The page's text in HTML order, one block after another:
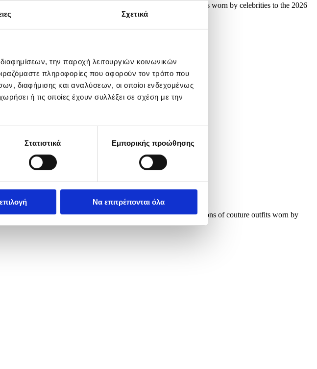
Σχετικά
την παροχή λειτουργιών κοινωνικών
πληροφορίες που αφορούν τον τρόπο που
διαφήμισης και αναλύσεων, οι οποίοι ενδεχομένως
ή τις οποίες έχουν συλλέξει σε σχέση με την
Στατιστικά Εμπορικής προώθησης
Να επιτρέπονται όλα
are dressed in custom-made recreations of couture outfits worn by celebrities to the 2026
During the event, canines are dressed in custom-made recreations of couture outfits worn by